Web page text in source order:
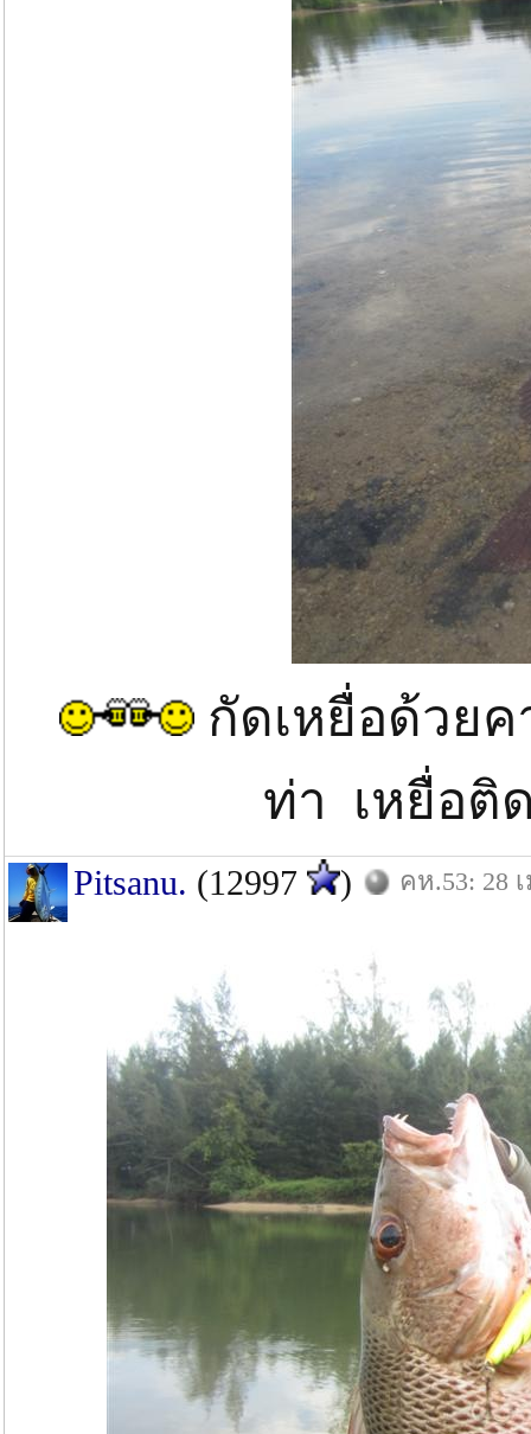
กัดเหยื่อด้วยค
ท่า เหยื่อติ
Pitsanu. (12997 ) คห.53: 28